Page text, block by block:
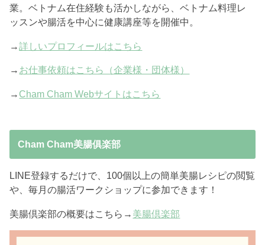
業。ベトナム在住経験も活かしながら、ベトナム料理レ
ッスンや腸活を中心に健康講座等を開催中。
→詳しいプロフィールはこちら
→ お仕事依頼はこちら（企業様・団体様）
→ Cham Cham Webサイトはこちら
Cham Cham美腸俱楽部
LINE登録するだけで、100個以上の簡単美腸レシピの閲覧
や、毎月の腸活ワークショップに参加できます！
美腸倶楽部の概要はこちら→ 美腸倶楽部